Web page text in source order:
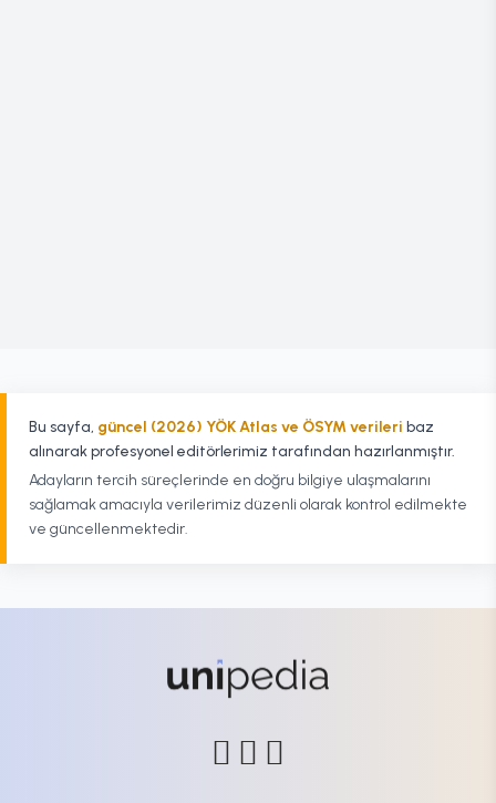
Bu sayfa, güncel (2026) YÖK Atlas ve ÖSYM verileri baz
alınarak profesyonel editörlerimiz tarafından hazırlanmıştır.
Adayların tercih süreçlerinde en doğru bilgiye ulaşmalarını
sağlamak amacıyla verilerimiz düzenli olarak kontrol edilmekte
ve güncellenmektedir.